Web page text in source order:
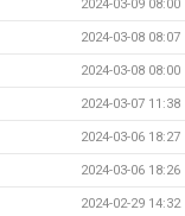
2024-03-09 08:00
2024-03-08 08:07
2024-03-08 08:00
2024-03-07 11:38
2024-03-06 18:27
2024-03-06 18:26
2024-02-29 14:32